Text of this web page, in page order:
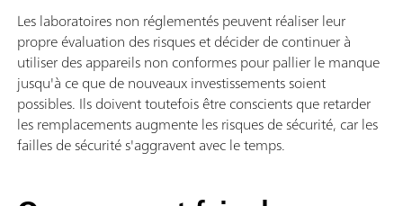
Les laboratoires non réglementés peuvent réaliser leur
propre évaluation des risques et décider de continuer à
utiliser des appareils non conformes pour pallier le manque
jusqu'à ce que de nouveaux investissements soient
possibles. Ils doivent toutefois être conscients que retarder
les remplacements augmente les risques de sécurité, car les
failles de sécurité s'aggravent avec le temps.